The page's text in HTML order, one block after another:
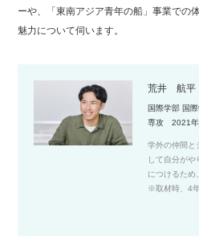
ーや、「東南アジア青年の船」事業での
魅力について伺います。
荒井 航平
国際学部 国
専攻 2021年
学外の仲間と
して自分がや
につけるため
※取材時、4年